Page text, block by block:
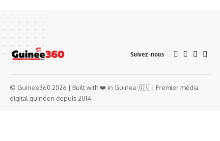
Suivez-nous
© Guinee360 2026 | Built with ❤️ in Guinea 🇬🇳 | Premier média
digital guinéen depuis 2014